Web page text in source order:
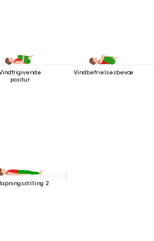
positur
Vindbefrielsesbevægelsen
2